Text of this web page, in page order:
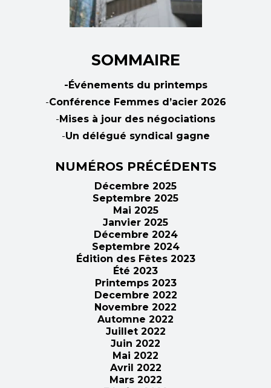
SOMMAIRE
-Événements du printemps
-Conférence Femmes d’acier 2026
- Mises à jour des négociations
-Un délégué syndical gagne
NUMÉROS PRÉCÉDENTS
Décembre 2025
Septembre 2025
Mai 2025
Janvier 2025
Décembre 2024
Septembre 2024
Édition des Fêtes 2023
Été 2023
Printemps 2023
Decembre 2022
Novembre 2022
Automne 2022
Juillet 2022
Juin 2022
Mai 2022
Avril 2022
Mars 2022